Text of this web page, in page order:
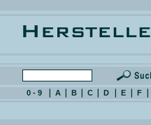
0 - 9 A B C D E F